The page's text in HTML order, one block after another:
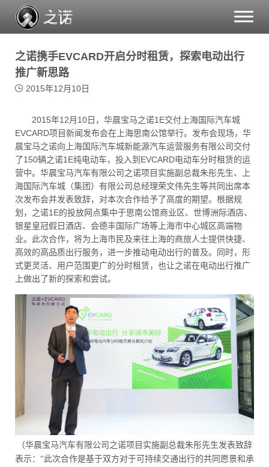
Toggle
之诺携手EVCARD开启分时租赁，探索电动出行
推广新思路
2015年12月10日
2015年12月10日，华晨宝马之诺1E交付上海国际汽车城
EVCARD项目新闻发布会在上海思南公馆举行。发布会现场，华
晨宝马之诺向上海国际汽车城新能源汽车运营服务有限公司交付
了150辆之诺1E纯电动车，投入到EVCARD电动车分时租赁的运
营中。华晨宝马汽车有限公司之诺项目实施副总裁朱彤先生、上
海国际汽车城（集团）有限公司总经理荣文伟先生等共同出席本
次发布会并发表致辞，对本次合作给予了高度的期望。根据规
划，之诺1E的投放网点集中于思南公馆商业区、世博洲际酒店、
银星皇冠假日酒店、会德丰国际广场等上海市中心城区高端物
业。此次合作，将为上海市民及来往上海的商旅人士提供快捷、
高效的高品质出行服务，进一步推动电动出行的普及。同时，形
式更灵活、用户范围更广的分时租赁，也让之诺在电动出行推广
上做出了新的探索和尝试。
（华晨宝马汽车有限公司之诺项目实施副总裁朱彤先生发表致辞
表示：“此次合作是基于双方对于可持续交通出行的共同愿景和承